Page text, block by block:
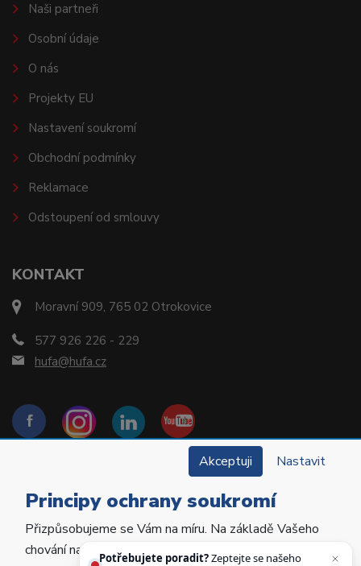
KONTAKT
Moravní 909, 765 02 Otrokovice
577 926 226 - 229
hufa@hufa.cz
Naši partneři
Osobní údaje
O nás
Projekty EU
Nastavení soukromí
Obchodní podmínky
Reklamace
Odstoupení od smlouvy
Copyright © 2022 Hu-Fa Dental a.s. Všechna práva
vyhrazena.
Akceptuji Nastavit
Principy ochrany soukromí
Přizpůsobujeme se Vám na míru. Na základě Vašeho
chování na webu personalizujeme jeho obsah a
Potřebujete poradit?Zeptejte se našeho